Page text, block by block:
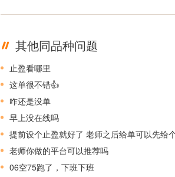
其他同品种问题
止盈看哪里
这单很不错👍
咋还是没单
早上没在线吗
提前设个止盈就好了 老师之后给单可以先给
老师你做的平台可以推荐吗
06空75跑了，下班下班